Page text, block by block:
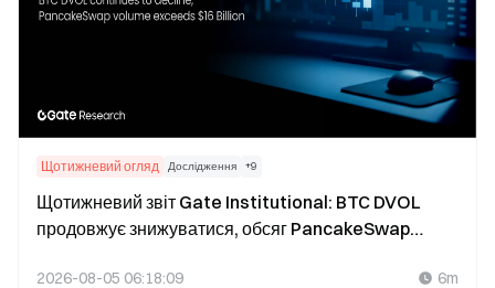
Щотижневий огляд Дослідження +9
Щотижневий звіт Gate Institutional: BTC DVOL
продовжує знижуватися, обсяг PancakeSwap
року)
2026-08-05 06:18:09 6m